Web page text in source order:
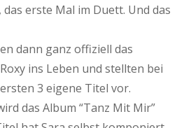
erste Mal im Duett. Und das
dann ganz offiziell das
ins Leben und stellten bei
3 eigene Titel vor.
das Album “Tanz Mit Mir”